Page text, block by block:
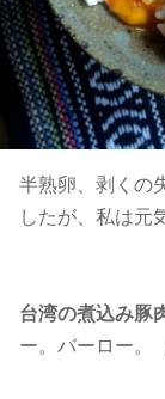
半熟卵、剥くの
したが、私は元
台湾の煮込み豚
ー。バーロー。